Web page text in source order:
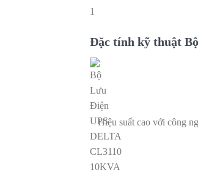
Đặc tính kỹ thuật
Hiệu suất cao với công